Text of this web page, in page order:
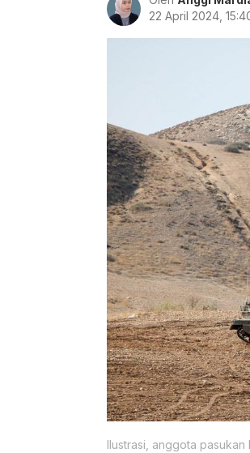
22 April 2024,
Ilustrasi, anggota